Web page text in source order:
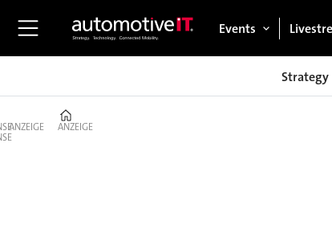
Events
Strategy
ANZEIGE ANZEIGE